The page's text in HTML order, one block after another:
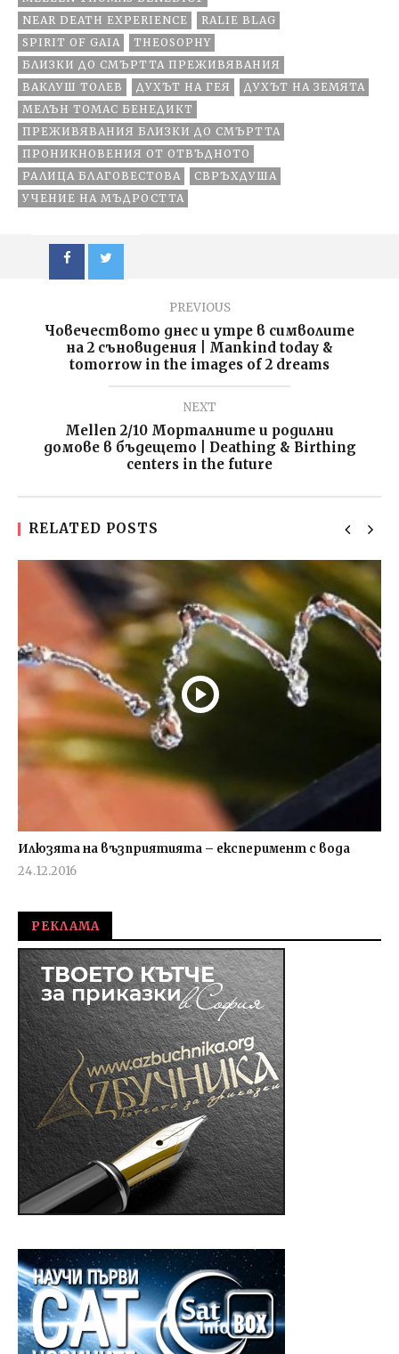
future
NEAR DEATH EXPERIENCE
RALIE BLAG
SPIRIT OF GAIA
THEOSOPHY
БЛИЗКИ ДО СМЪРТТА ПРЕЖИВЯВАНИЯ
ВАКЛУШ ТОЛЕВ
ДУХЪТ НА ГЕЯ
ДУХЪТ НА ЗЕМЯТА
МЕЛЪН ТОМАС БЕНЕДИКТ
ПРЕЖИВЯВАНИЯ БЛИЗКИ ДО СМЪРТТА
ПРОНИКНОВЕНИЯ ОТ ОТВЪДНОТО
РАЛИЦА БЛАГОВЕСТОВА
СВРЪХДУША
УЧЕНИЕ НА МЪДРОСТТА
PREVIOUS
Човечеството днес и утре в символите
на 2 съновидения | Mankind today &
tomorrow in the images of 2 dreams
NEXT
Mellen 2/10 Морталните и родилни
домове в бъдещето | Deathing & Birthing
centers in the future
RELATED POSTS
Илюзята на възприятията – експеримент с вода
24.12.2016
РЕКЛАМА